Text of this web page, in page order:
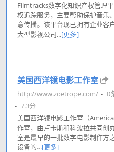
Filmtracks数字化知识产权管理
权追踪服务，主要帮助保护音乐
意传播。该平台现已拥有企业客
大型影视公司...[更多]
美国西洋镜电影工作室
http://www.zoetrope.com/
0
7.3分
美国西洋镜电影工作室（
作室，由卢卡斯和科波拉共同创
室是最早的一批数字电影制作方
设备的...[更多]